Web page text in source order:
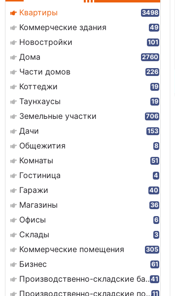
Квартиры 3498
Коммерческие здания 49
Новостройки 101
Дома 2760
Части домов 226
Коттеджи 19
Таунхаусы 19
Земельные участки 706
Дачи 153
Общежития 8
Комнаты 51
Гостиница 4
Гаражи 40
Магазины 36
Офисы 6
Склады 3
Коммерческие помещения 305
Бизнес 61
Производственно-складские базы41
Производственно-складские помещения11